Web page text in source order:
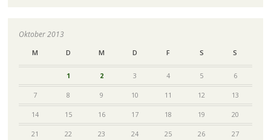
Oktober 2013
M D M D F S S
1 2 3 4 5 6
7 8 9 10 11 12 13
14 15 16 17 18 19 20
21 22 23 24 25 26 27